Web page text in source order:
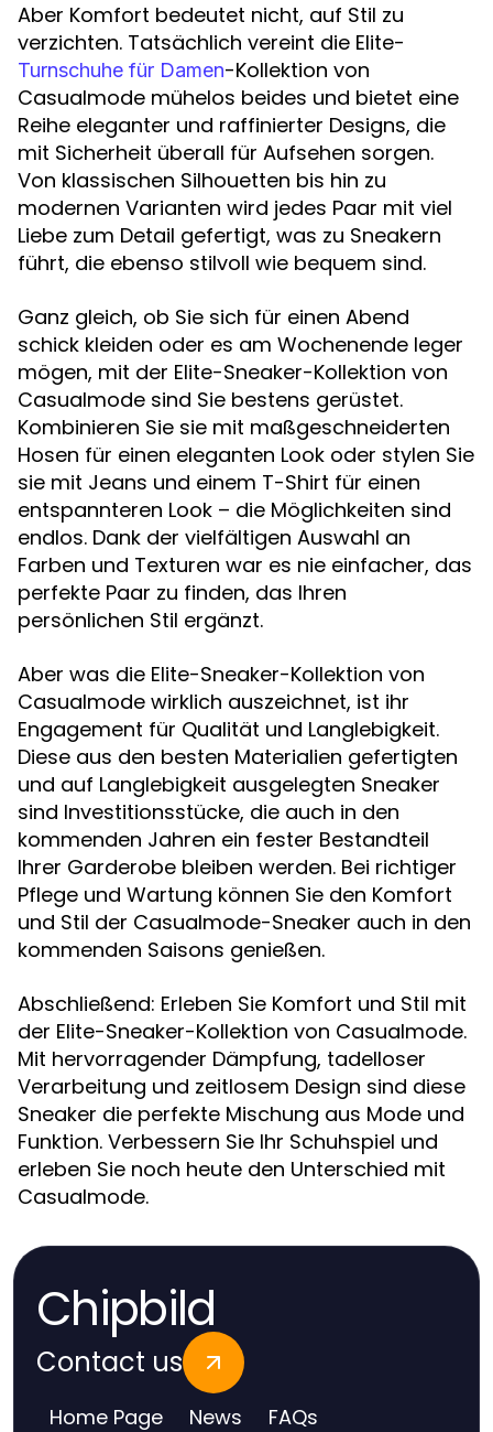
Aber Komfort bedeutet nicht, auf Stil zu
verzichten. Tatsächlich vereint die Elite-
Turnschuhe für Damen-Kollektion von
Casualmode mühelos beides und bietet eine
Reihe eleganter und raffinierter Designs, die
mit Sicherheit überall für Aufsehen sorgen.
Von klassischen Silhouetten bis hin zu
modernen Varianten wird jedes Paar mit viel
Liebe zum Detail gefertigt, was zu Sneakern
führt, die ebenso stilvoll wie bequem sind.
Ganz gleich, ob Sie sich für einen Abend
schick kleiden oder es am Wochenende leger
mögen, mit der Elite-Sneaker-Kollektion von
Casualmode sind Sie bestens gerüstet.
Kombinieren Sie sie mit maßgeschneiderten
Hosen für einen eleganten Look oder stylen Sie
sie mit Jeans und einem T-Shirt für einen
entspannteren Look – die Möglichkeiten sind
endlos. Dank der vielfältigen Auswahl an
Farben und Texturen war es nie einfacher, das
perfekte Paar zu finden, das Ihren
persönlichen Stil ergänzt.
Aber was die Elite-Sneaker-Kollektion von
Casualmode wirklich auszeichnet, ist ihr
Engagement für Qualität und Langlebigkeit.
Diese aus den besten Materialien gefertigten
und auf Langlebigkeit ausgelegten Sneaker
sind Investitionsstücke, die auch in den
kommenden Jahren ein fester Bestandteil
Ihrer Garderobe bleiben werden. Bei richtiger
Pflege und Wartung können Sie den Komfort
und Stil der Casualmode-Sneaker auch in den
kommenden Saisons genießen.
Abschließend: Erleben Sie Komfort und Stil mit
der Elite-Sneaker-Kollektion von Casualmode.
Mit hervorragender Dämpfung, tadelloser
Verarbeitung und zeitlosem Design sind diese
Sneaker die perfekte Mischung aus Mode und
Funktion. Verbessern Sie Ihr Schuhspiel und
erleben Sie noch heute den Unterschied mit
Casualmode.
Chipbild
Contact us
Home Page News FAQs